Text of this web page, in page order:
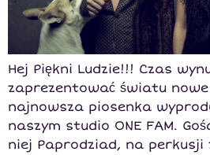
Hej Piękni Ludzie!!! Czas
zaprezentować światu nowe
najnowsza piosenka
naszym studio ONE FAM.
niej Paprodziad, na perkusji